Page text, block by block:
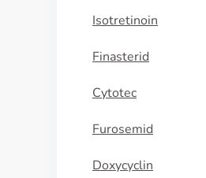
Isotretinoin
Finasterid
Cytotec
Furosemid
Doxycyclin